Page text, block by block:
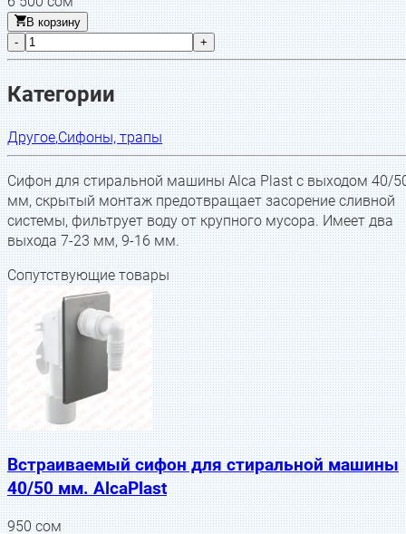
В корзину
-
+
Категории
Другое,Сифоны, трапы
Сифон для стиральной машины Alca Plast с выходом 40/
мм, скрытый монтаж предотвращает засорение сливной
системы, фильтрует воду от крупного мусора. Имеет два
выхода 7-23 мм, 9-16 мм.
Сопутствующие товары
Встраиваемый сифон для стиральной машины
40/50 мм. AlcaPlast
950сом